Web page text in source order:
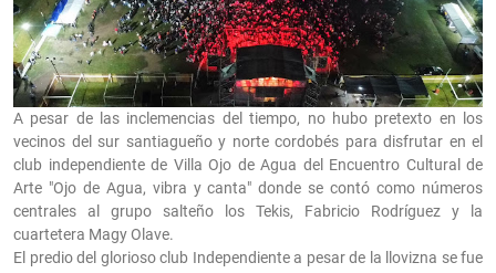
A pesar de las inclemencias del tiempo, no hubo pretexto en los
vecinos del sur santiagueño y norte cordobés para disfrutar en el
club independiente de Villa Ojo de Agua del Encuentro Cultural de
Arte "Ojo de Agua, vibra y canta" donde se contó como números
centrales al grupo salteño los Tekis, Fabricio Rodríguez y la
cuartetera Magy Olave.
El predio del glorioso club Independiente a pesar de la llovizna se fue